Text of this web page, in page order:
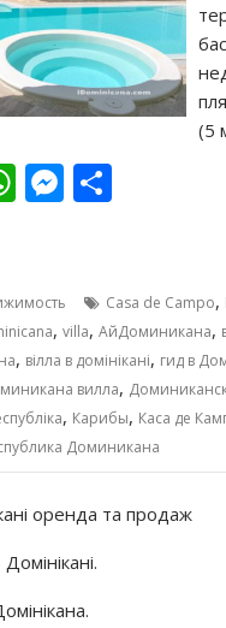
(5
W
s
A
p
p
M
e
n
g
er
р
а
в
и
т
ь
Casa de Campo,
,villa,АйДоминикана,
, вілла в домінікані, гид в
вилла,
, Карибы, Каса де
Доминикана
оренда та продаж